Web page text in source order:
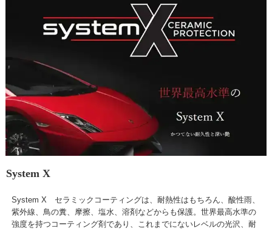
System X
System X セラミックコーティングは、耐熱性はもちろん、酸性雨、
紫外線、鳥の糞、摩擦、塩水、溶剤などからも保護。世界最高水準の
強度を持つコーティング剤であり、これまでにないレベルの光沢、耐